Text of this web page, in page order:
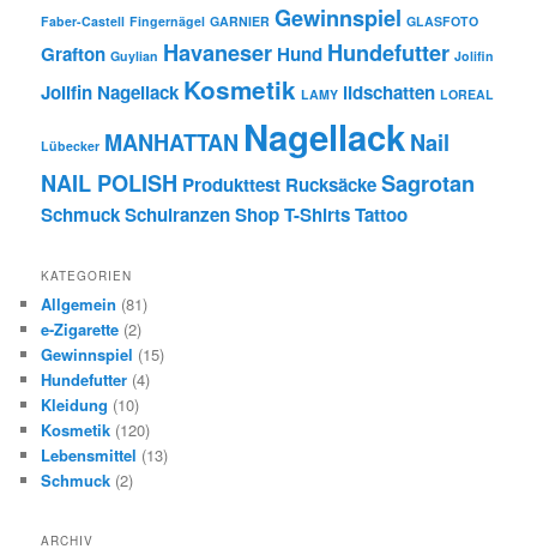
Faber-Castell Fingernägel GARNIER Gewinnspiel GLASFOTO
Grafton Guylian Havaneser Hund Hundefutter Jolifin
Jolifin Nagellack Kosmetik LAMY lidschatten LOREAL
Lübecker MANHATTAN NagellackNail
NAIL POLISH Produkttest RucksäckeSagrotan
SchmuckSchulranzenShopT-ShirtsTattoo
KATEGORIEN
Allgemein (81)
e-Zigarette (2)
Gewinnspiel (15)
Hundefutter (4)
Kleidung (10)
Kosmetik (120)
Lebensmittel (13)
Schmuck (2)
ARCHIV